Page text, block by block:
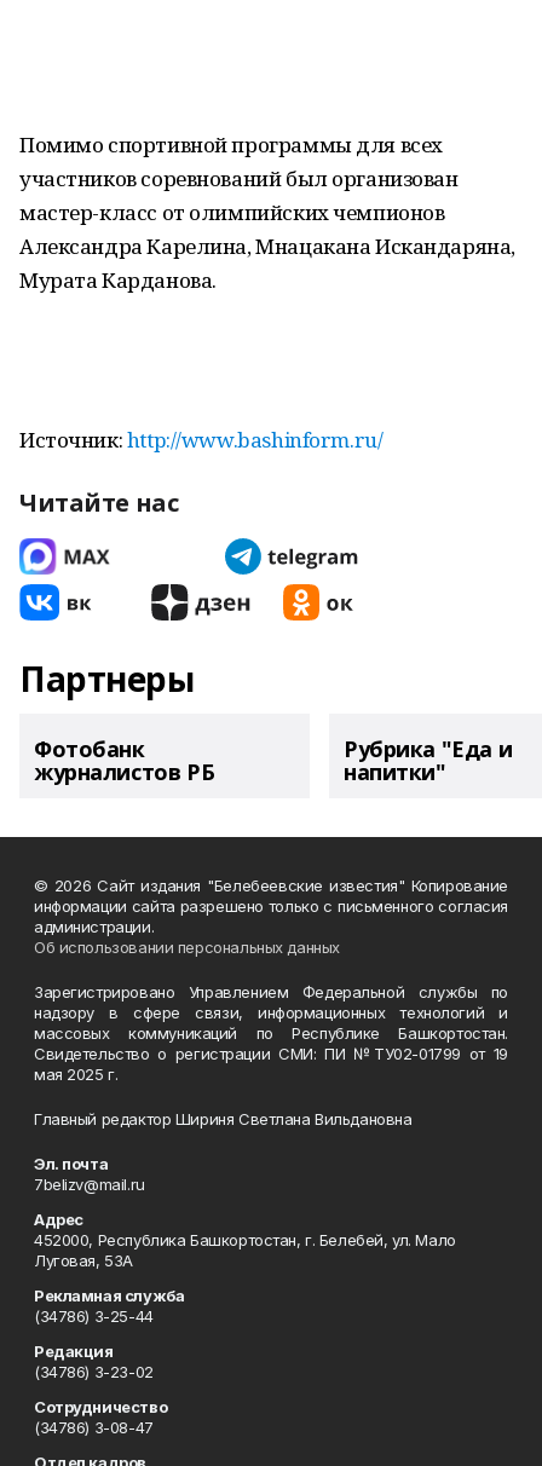
Помимо спортивной программы для всех
участников соревнований был организован
мастер-класс от олимпийских чемпионов
Александра Карелина, Мнацакана Искандаряна,
Мурата Карданова.
Источник:http://www.bashinform.ru/
Читайте нас
Партнеры
Фотобанк
журналистов РБ
Рубрика "Еда и
напитки"
© 2026 Сайт издания "Белебеевские известия" Копирование
информации сайта разрешено только с письменного согласия
администрации.
Об использовании персональных данных
Зарегистрировано Управлением Федеральной службы по
надзору в сфере связи, информационных технологий и
массовых коммуникаций по Республике Башкортостан.
Свидетельство о регистрации СМИ: ПИ №ТУ02-01799 от 19
мая 2025 г.
Главный редактор Шириня Светлана Вильдановна
Эл. почта
7belizv@mail.ru
Адрес
452000, Республика Башкортостан, г. Белебей, ул. Мало
Луговая, 53А
Рекламная служба
(34786) 3-25-44
Редакция
(34786) 3-23-02
Сотрудничество
(34786) 3-08-47